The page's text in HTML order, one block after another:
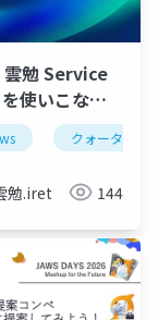
雲勉 Service
使いこなそ
回り"するク
理術〜
クォータ自動
勉.iret 144